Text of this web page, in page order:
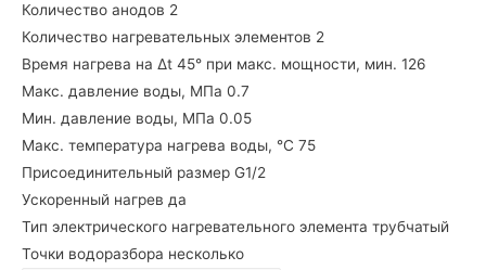
Количество анодов 2
Количество нагревательных элементов 2
Время нагрева на ∆t 45° при макс. мощности, мин. 126
Макс. давление воды, МПа 0.7
Мин. давление воды, МПа 0.05
Макс. температура нагрева воды, °С 75
Присоединительный размер G1/2
Ускоренный нагрев да
Тип электрического нагревательного элемента трубчатый
Точки водоразбора несколько